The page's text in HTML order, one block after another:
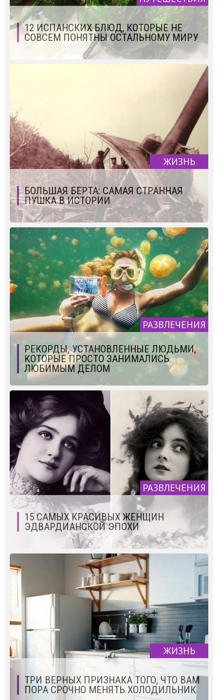
12 ИСПАНСКИХ БЛЮД, КОТОРЫЕ НЕ
СОВСЕМ ПОНЯТНЫ ОСТАЛЬНОМУ МИРУ
ЖИЗНЬ
БОЛЬШАЯ БЕРТА: САМАЯ СТРАННАЯ
ПУШКА В ИСТОРИИ
РАЗВЛЕЧЕНИЯ
РЕКОРДЫ, УСТАНОВЛЕННЫЕ ЛЮДЬМИ,
КОТОРЫЕ ПРОСТО ЗАНИМАЛИСЬ
ЛЮБИМЫМ ДЕЛОМ
РАЗВЛЕЧЕНИЯ
15 САМЫХ КРАСИВЫХ ЖЕНЩИН
ЭДВАРДИАНСКОЙ ЭПОХИ
ЖИЗНЬ
ТРИ ВЕРНЫХ ПРИЗНАКА ТОГО, ЧТО ВАМ
ПОРА СРОЧНО МЕНЯТЬ ХОЛОДИЛЬНИК